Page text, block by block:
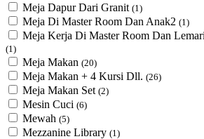
Meja Dapur Dari Granit (1)
Meja Di Master Room Dan Anak2 (1)
Meja Kerja Di Master Room Dan
(1)
Meja Makan (20)
Meja Makan + 4 Kursi Dll. (26)
Meja Makan Set (2)
Mesin Cuci (6)
Mewah (5)
Mezzanine Library (1)